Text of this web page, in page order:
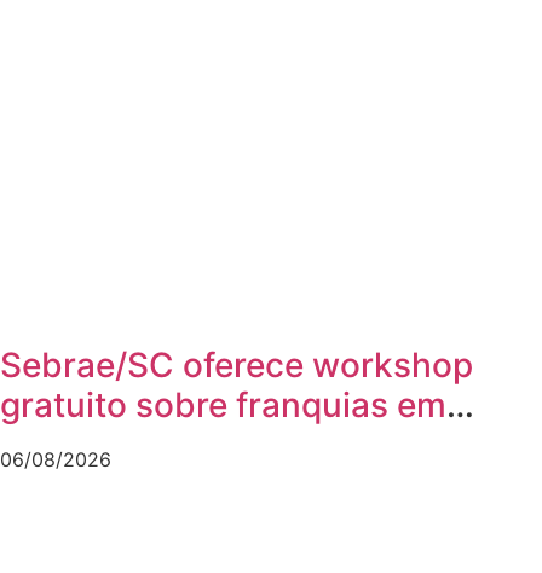
Sebrae/SC oferece workshop
gratuito sobre franquias em
Joinville
06/08/2026